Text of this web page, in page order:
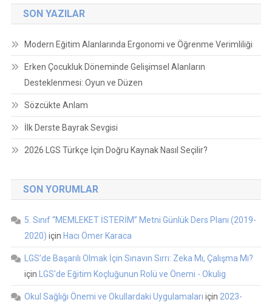
SON YAZILAR
Modern Eğitim Alanlarında Ergonomi ve Öğrenme Verimliliği
Erken Çocukluk Döneminde Gelişimsel Alanların
Desteklenmesi: Oyun ve Düzen
Sözcükte Anlam
İlk Derste Bayrak Sevgisi
2026 LGS Türkçe İçin Doğru Kaynak Nasıl Seçilir?
SON YORUMLAR
5. Sınıf “MEMLEKET İSTERİM” Metni Günlük Ders Planı (2019-
2020) için Hacı Ömer Karaca
LGS’de Başarılı Olmak İçin Sınavın Sırrı: Zeka Mı, Çalışma Mı?
için
LGS'de Eğitim Koçluğunun Rolü ve Önemi - Okulig
Okul Sağlığı Önemi ve Okullardaki Uygulamaları için 2023-